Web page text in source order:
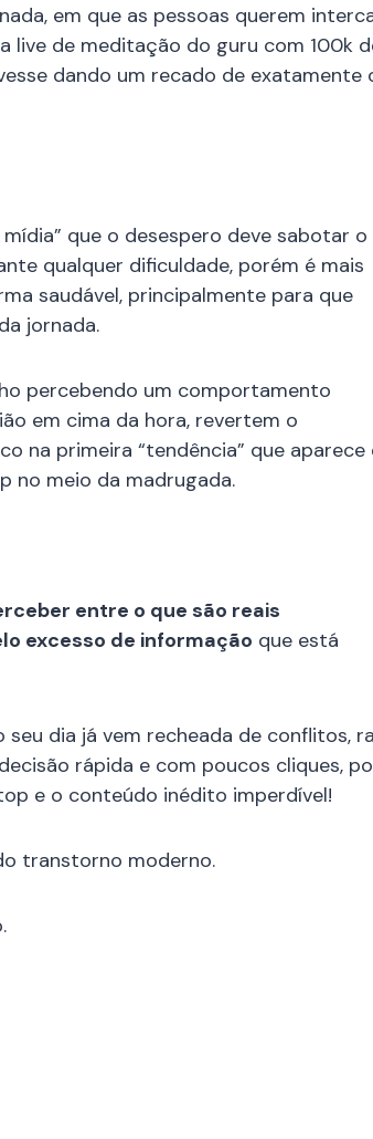
em que as pessoas querem
live de meditação do guru com 100k
dando um recado de exatamente
que o desespero deve sabotar o
qualquer dificuldade, porém é mais
saudável, principalmente para que
jornada.
percebendo um comportamento
em cima da hora, revertem o
na primeira “tendência” que aparece
no meio da madrugada.
entre o que são reais
excesso de informação que está
dia já vem recheada de conflitos,
rápida e com poucos cliques,
e o conteúdo inédito imperdível!
transtorno moderno.